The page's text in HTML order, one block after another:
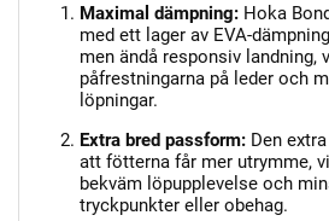
Maximal dämpning: Hoka
med ett lager av EVA-
men ändå responsiv landning,
påfrestningarna på leder och
löpningar.
Extra bred passform: Den
att fötterna får mer utrymme,
bekväm löpupplevelse och
tryckpunkter eller obehag.